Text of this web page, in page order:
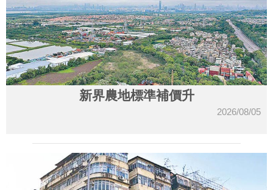
新界農地標準補價升
2026/08/05